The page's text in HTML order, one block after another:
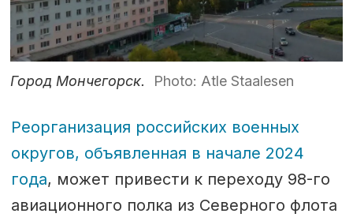
Город Мончегорск. Photo: Atle Staalesen
Реорганизация российских военных
округов, объявленная в начале 2024
года, может привести к переходу 98-го
авиационного полка из Северного флота